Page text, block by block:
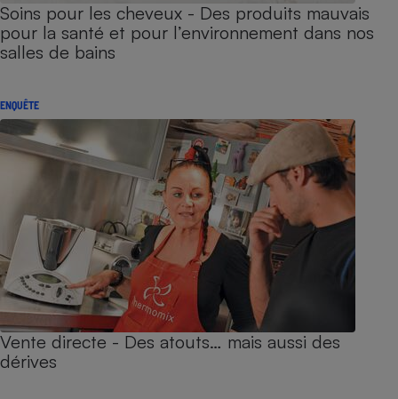
Soins pour les cheveux - Des produits mauvais
pour la santé et pour l’environnement dans nos
salles de bains
ENQUÊTE
Vente directe - Des atouts… mais aussi des
dérives